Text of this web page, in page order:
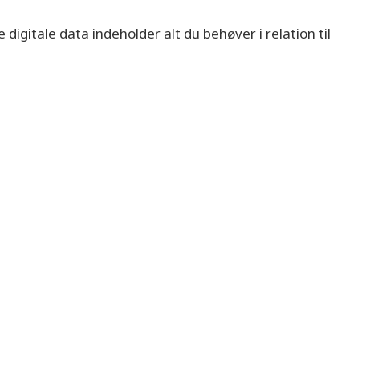
data indeholder alt du behøver i relation til